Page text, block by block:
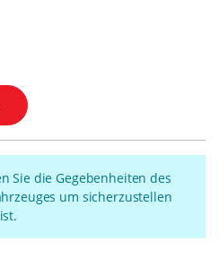
Sie die Gegebenheiten des
um sicherzustellen